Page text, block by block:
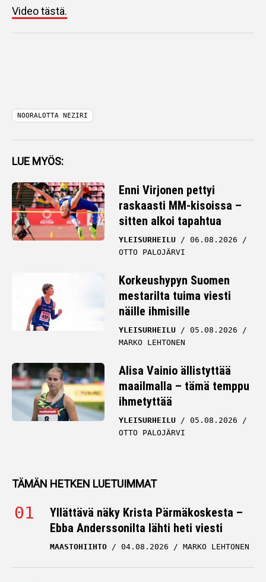
Video tästä.
NOORALOTTA NEZIRI
LUE MYÖS:
Enni Virjonen pettyi
raskaasti MM-kisoissa –
sitten alkoi tapahtua
YLEISURHEILU
06.08.2026
OTTO PALOJÄRVI
Korkeushypyn Suomen
mestarilta tuima viesti
näille ihmisille
YLEISURHEILU
05.08.2026
MARKO LEHTONEN
Alisa Vainio ällistyttää
maailmalla – tämä temppu
ihmetyttää
YLEISURHEILU
05.08.2026
OTTO PALOJÄRVI
TÄMÄN HETKEN LUETUIMMAT
Yllättävä näky Krista Pärmäkoskesta –
Ebba Anderssonilta lähti heti viesti
MAASTOHIIHTO 04.08.2026 MARKO LEHTONEN